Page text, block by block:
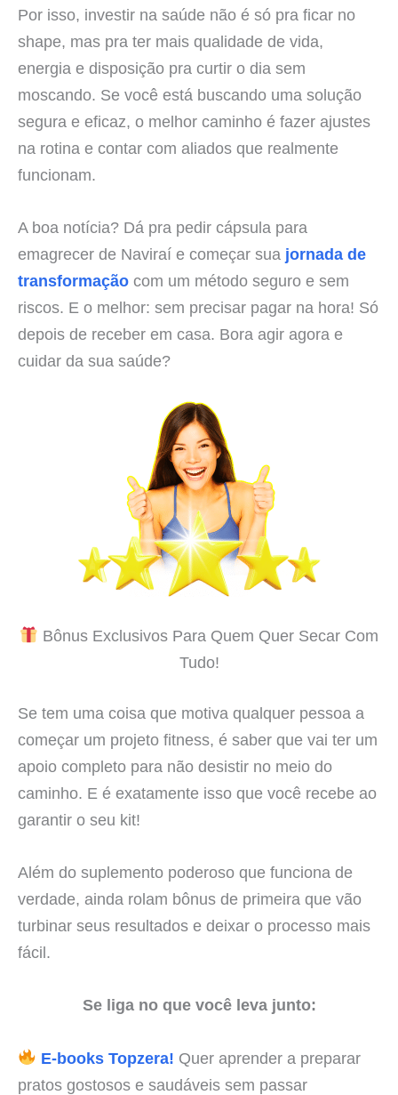
Por isso, investir na saúde não é só pra ficar no
shape, mas pra ter mais qualidade de vida,
energia e disposição pra curtir o dia sem
moscando. Se você está buscando uma solução
segura e eficaz, o melhor caminho é fazer ajustes
na rotina e contar com aliados que realmente
funcionam.
A boa notícia? Dá pra pedir cápsula para
emagrecer de Naviraí e começar sua jornada de
transformação com um método seguro e sem
riscos. E o melhor: sem precisar pagar na hora! Só
depois de receber em casa. Bora agir agora e
cuidar da sua saúde?
Bônus Exclusivos Para Quem Quer Secar Com
Tudo!
Se tem uma coisa que motiva qualquer pessoa a
começar um projeto fitness, é saber que vai ter um
apoio completo para não desistir no meio do
caminho. E é exatamente isso que você recebe ao
garantir o seu kit!
Além do suplemento poderoso que funciona de
verdade, ainda rolam bônus de primeira que vão
turbinar seus resultados e deixar o processo mais
fácil.
Se liga no que você leva junto:
E-books Topzera! Quer aprender a preparar
pratos gostosos e saudáveis sem passar